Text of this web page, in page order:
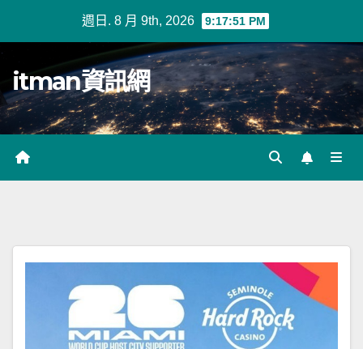
週日. 8 月 9th, 2026 9:17:52 PM
itman資訊網